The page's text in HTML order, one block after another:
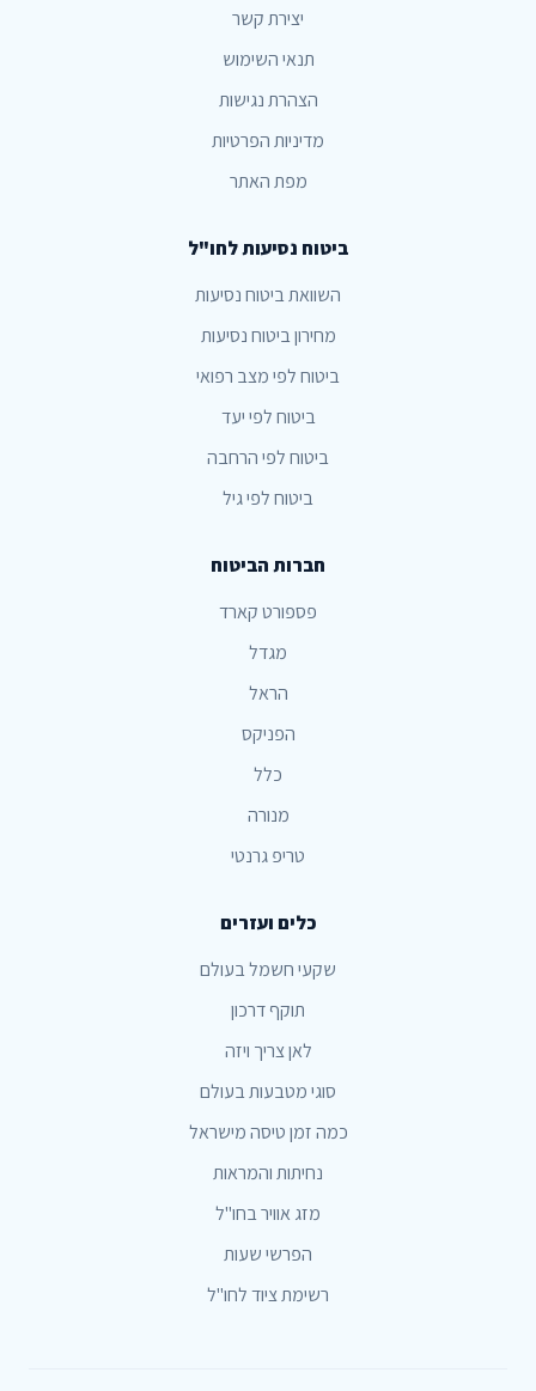
יצירת קשר
תנאי השימוש
הצהרת נגישות
מדיניות הפרטיות
מפת האתר
ביטוח נסיעות לחו"ל
השוואת ביטוח נסיעות
מחירון ביטוח נסיעות
ביטוח לפי מצב רפואי
ביטוח לפי יעד
ביטוח לפי הרחבה
ביטוח לפי גיל
חברות הביטוח
פספורט קארד
מגדל
הראל
הפניקס
כלל
מנורה
טריפ גרנטי
כלים ועזרים
שקעי חשמל בעולם
תוקף דרכון
לאן צריך ויזה
סוגי מטבעות בעולם
כמה זמן טיסה מישראל
נחיתות והמראות
מזג אוויר בחו"ל
הפרשי שעות
רשימת ציוד לחו"ל